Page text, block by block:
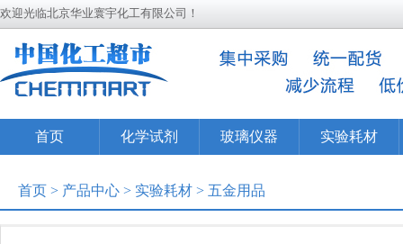
欢迎光临北京华业寰宇化工有限公司！
首页 化学试剂 玻璃仪器 实验耗材
首页 > 产品中心 > 实验耗材 > 五金用品